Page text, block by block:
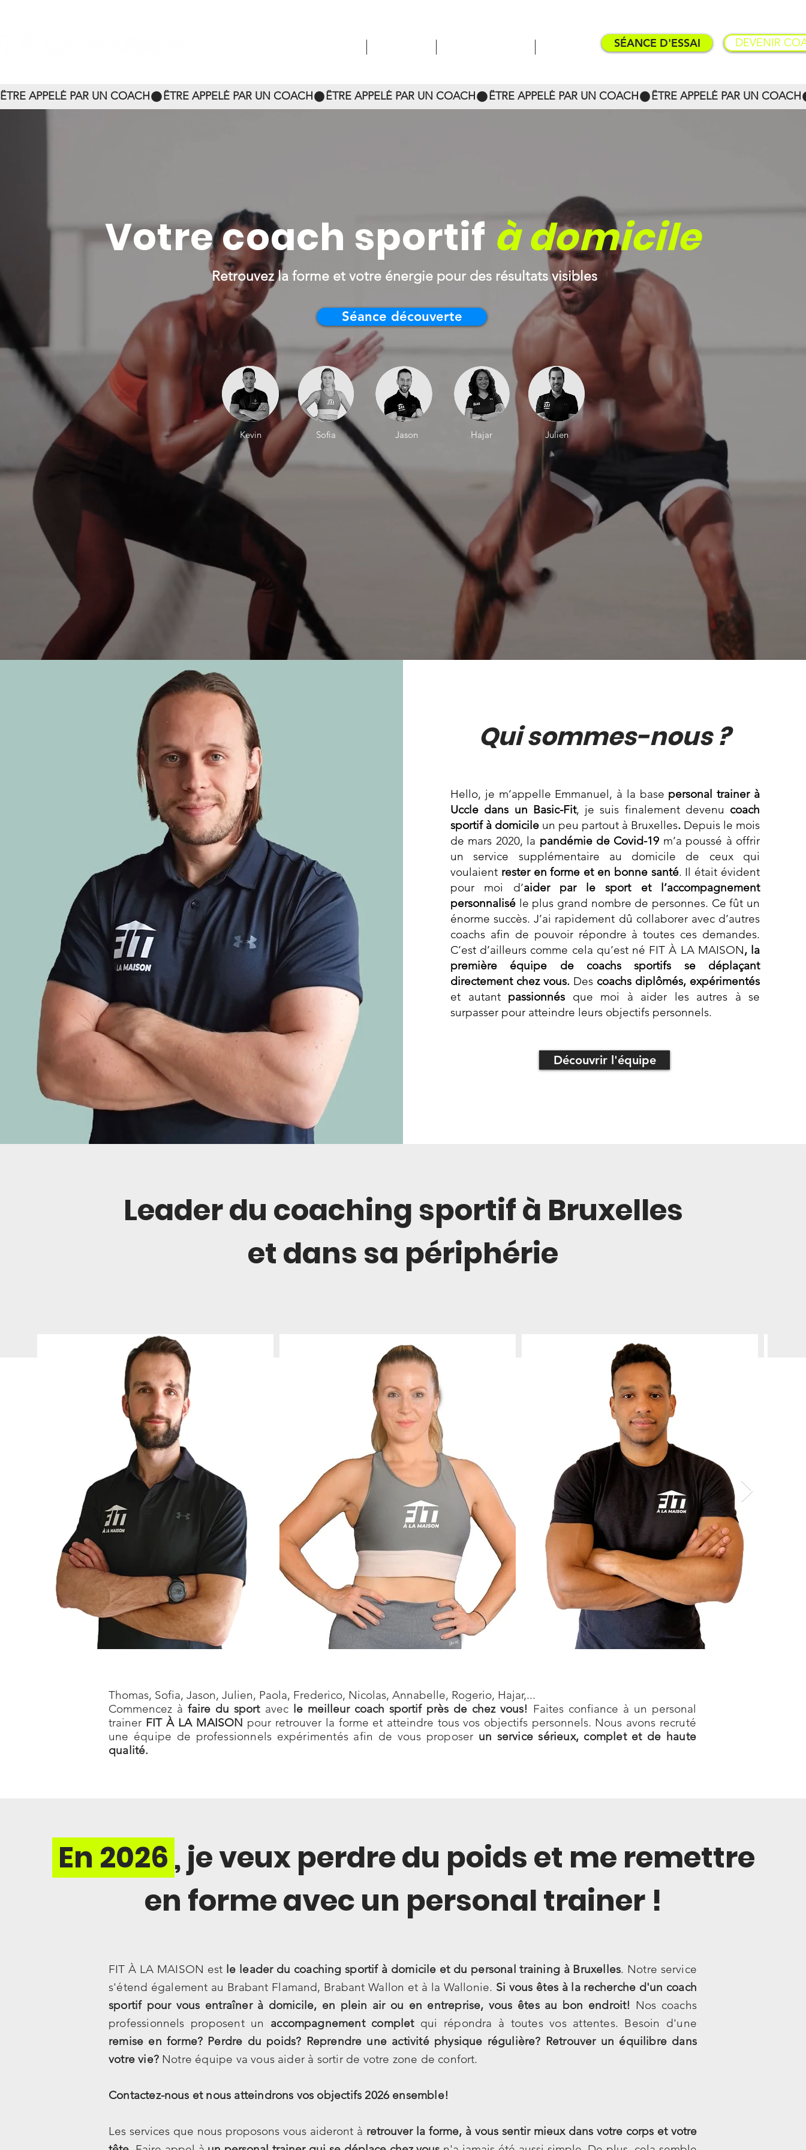
SÉANCE D'ESSAI DEVENIR
ÊTRE APPELÉ PAR UN COACH
Votre coach sportif à domicile
Retrouvez la forme et votre énergie pour des résultats visibles
Séance découverte
Kevin Sofia Jason Hajar Julien
Qui sommes-nous ?
Hello, je m’appelle Emmanuel, à la base personal trainer à
Uccle dans un Basic-Fit, je suis finalement devenu coach
sportif à domicile un peu partout à Bruxelles. Depuis le mois
de mars 2020, la pandémie de Covid-19 m’a poussé à offrir
un service supplémentaire au domicile de ceux qui
voulaient rester en forme et en bonne santé. Il était évident
pour moi d’aider par le sport et l’accompagnement
personnalisé le plus grand nombre de personnes. Ce fût un
énorme succès. J’ai rapidement dû collaborer avec d’autres
coachs afin de pouvoir répondre à toutes ces demandes.
C’est d’ailleurs comme cela qu’est né FIT À LA MAISON, la
première équipe de coachs sportifs se déplaçant
directement chez vous. Des coachs diplômés, expérimentés
et autant passionnés que moi à aider les autres à se
surpasser pour atteindre leurs objectifs personnels.
Découvrir l'équipe
Leader du coaching sportif à Bruxelles
et dans sa périphérie
Thomas, Sofia, Jason, Julien, Paola, Frederico, Nicolas, Annabelle, Rogerio, Hajar,...
Commencez àfaire du sportavec le meilleur coach sportif près de chez vous! Faites confiance à un personal
trainer FIT À LA MAISON pour retrouver la forme et atteindre tous vos objectifs personnels. Nous avons recruté
une équipe de professionnels expérimentés afin de vous proposer un service sérieux, complet et de haute
qualité.
En 2026, je veux perdre du poids et me remettre
en forme avec un personal trainer !
FIT À LA MAISON est le leader du coaching sportif à domicile et du personal training à Bruxelles. Notre service
s'étend également au Brabant Flamand, Brabant Wallon et à la Wallonie. Si vous êtes à la recherche d'un coach
sportif pour vous entraîner à domicile, en plein air ou en entreprise, vous êtes au bon endroit! Nos coachs
professionnels proposent un
accompagnement completqui répondra à toutes vos attentes. Besoin d'une
remise en forme? Perdre du poids? Reprendre une activité physique régulière? Retrouver un équilibre dans
votre vie?Notre équipe va vous aider à sortir de votre zone de confort.
Contactez-nous et nous atteindrons vos objectifs 2026 ensemble!
Les services que nous proposons vous aideront à retrouver la forme, à vous sentir mieux dans votre corps et votre